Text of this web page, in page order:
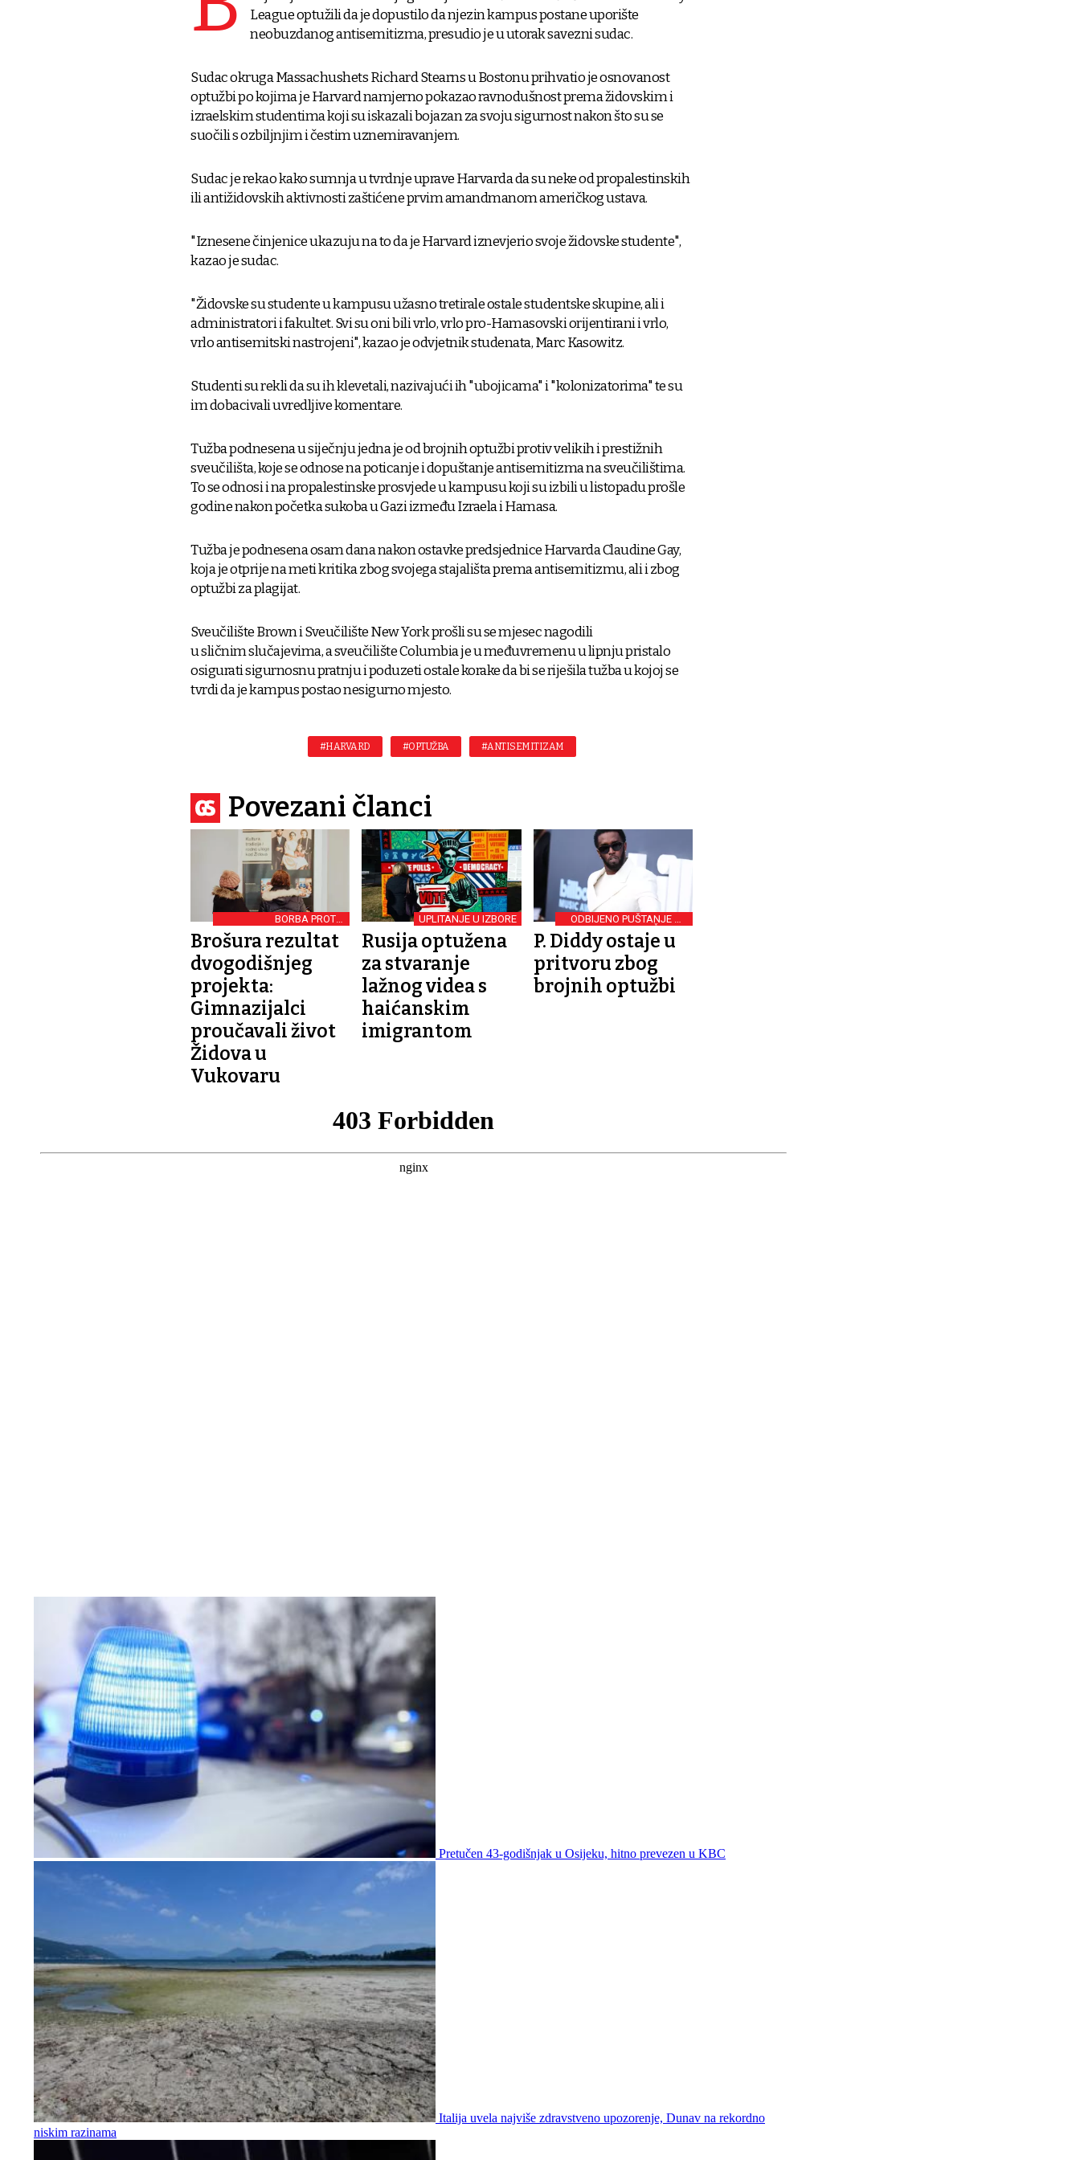
League optužili da je dopustilo da njezin kampus postane uporište
neobuzdanog antisemitizma, presudio je u utorak savezni sudac.
Sudac okruga Massachushets Richard Stearns u Bostonu prihvatio je osnovanost
optužbi po kojima je Harvard namjerno pokazao ravnodušnost prema židovskim i
izraelskim studentima koji su iskazali bojazan za svoju sigurnost nakon što su se
suočili s ozbiljnjim i čestim uznemiravanjem.
Sudac je rekao kako sumnja u tvrdnje uprave Harvarda da su neke od propalestinskih
ili antižidovskih aktivnosti zaštićene prvim amandmanom američkog ustava.
"Iznesene činjenice ukazuju na to da je Harvard iznevjerio svoje židovske studente",
kazao je sudac.
"Židovske su studente u kampusu užasno tretirale ostale studentske skupine, ali i
administratori i fakultet. Svi su oni bili vrlo, vrlo pro-Hamasovski orijentirani i vrlo,
vrlo antisemitski nastrojeni", kazao je odvjetnik studenata, Marc Kasowitz.
Studenti su rekli da su ih klevetali, nazivajući ih "ubojicama" i "kolonizatorima" te su
im dobacivali uvredljive komentare.
Tužba podnesena u siječnju jedna je od brojnih optužbi protiv velikih i prestižnih
sveučilišta, koje se odnose na poticanje i dopuštanje antisemitizma na sveučilištima.
To se odnosi i na propalestinske prosvjede u kampusu koji su izbili u listopadu prošle
godine nakon početka sukoba u Gazi između Izraela i Hamasa.
Tužba je podnesena osam dana nakon ostavke predsjednice Harvarda Claudine Gay,
koja je otprije na meti kritika zbog svojega stajališta prema antisemitizmu, ali i zbog
optužbi za plagijat.
Sveučilište Brown i Sveučilište New York prošli su se mjesec nagodili
u sličnim slučajevima, a sveučilište Columbia je u međuvremenu u lipnju pristalo
osigurati sigurnosnu pratnju i poduzeti ostale korake da bi se riješila tužba u kojoj se
tvrdi da je kampus postao nesigurno mjesto.
#HARVARD #OPTUŽBA #ANTISEMITIZAM
Povezani članci
BORBA PROTIV
ANTISEMITIZMA
Brošura rezultat
dvogodišnjeg
projekta:
Gimnazijalci
proučavali život
Židova u
Vukovaru
UPLITANJE U IZBORE
Rusija optužena
za stvaranje
lažnog videa s
haićanskim
imigrantom
ODBIJENO PUŠTANJE UZ
JAMČEVINU
P. Diddy ostaje u
pritvoru zbog
brojnih optužbi
Pretučen 43-godišnjak u Osijeku, hitno prevezen u KBC
Italija uvela najviše zdravstveno upozorenje, Dunav na rekordno
niskim razinama